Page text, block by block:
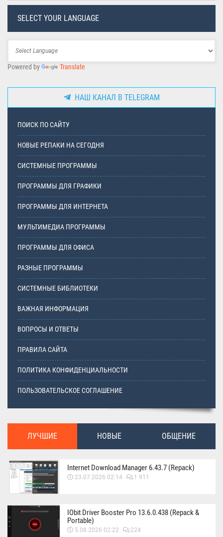
SELECT YOUR LANGUAGE
Powered by Translate
НАШ КАНАЛ В TELEGRAM
ПОИСК ПО САЙТУ
НОВЫЕ РЕПАКИ НА СЕГОДНЯ
СИСТЕМНЫЕ ПРОГРАММЫ
ПРОГРАММЫ ДЛЯ ГРАФИКИ
ПРОГРАММЫ ДЛЯ ИНТЕРНЕТА
МУЛЬТИМЕДИА ПРОГРАММЫ
ПРОГРАММЫ ДЛЯ ОФИСА
РАЗНЫЕ ПРОГРАММЫ
СИСТЕМНЫЕ БИБЛИОТЕКИ
ВАЖНАЯ ИНФОРМАЦИЯ
ВОПРОСЫ И ОТВЕТЫ
ПРАВИЛА САЙТА
ПОЛИТИКА КОНФИДЕНЦИАЛЬНОСТИ
ПОЛЬЗОВАТЕЛЬСКОЕ СОГЛАШЕНИЕ
ЛУЧШИЕ НОВЫЕ ОБЩЕНИЕ
Internet Download Manager 6.43.7 (Repack)
23.07.2026 02:14 1 911
IObit Driver Booster Pro 13.6.0.438 (Repack &
Portable)
5.08.2026 02:22 224